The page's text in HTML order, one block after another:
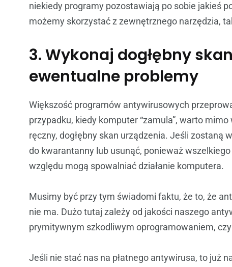
niekiedy programy pozostawiają po sobie jakieś
możemy skorzystać z zewnętrznego narzędzia,
3. Wykonaj dogłębny
ewentualne problemy
Większość programów antywirusowych
przypadku, kiedy komputer “zamula”, warto
ręczny, dogłębny skan urządzenia. Jeśli zostaną
do kwarantanny lub usunąć, ponieważ
względu mogą spowalniać działanie komputera.
Musimy być przy tym świadomi faktu, że to, że
nie ma. Dużo tutaj zależy od jakości naszego
prymitywnym szkodliwym oprogramowaniem,
Jeśli nie stać nas na płatnego antywirusa, to już